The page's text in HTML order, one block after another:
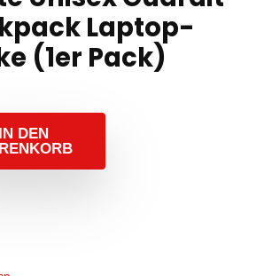
Laptop-
(1er Pack)
IN DEN